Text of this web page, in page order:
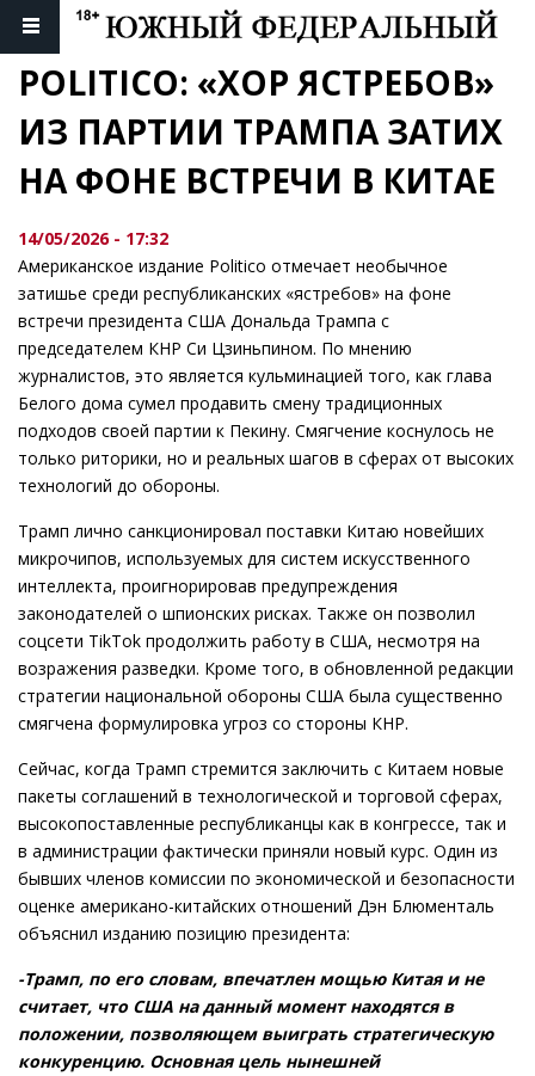
POLITICO: «ХОР ЯСТРЕБОВ»
ИЗ ПАРТИИ ТРАМПА ЗАТИХ
НА ФОНЕ ВСТРЕЧИ В КИТАЕ
14/05/2026 - 17:32
Американское издание Politico отмечает необычное
затишье среди республиканских «ястребов» на фоне
встречи президента США Дональда Трампа с
председателем КНР Си Цзиньпином. По мнению
журналистов, это является кульминацией того, как глава
Белого дома сумел продавить смену традиционных
подходов своей партии к Пекину. Смягчение коснулось не
только риторики, но и реальных шагов в сферах от высоких
технологий до обороны.
Трамп лично санкционировал поставки Китаю новейших
микрочипов, используемых для систем искусственного
интеллекта, проигнорировав предупреждения
законодателей о шпионских рисках. Также он позволил
соцсети TikTok продолжить работу в США, несмотря на
возражения разведки. Кроме того, в обновленной редакции
стратегии национальной обороны США была существенно
смягчена формулировка угроз со стороны КНР.
Сейчас, когда Трамп стремится заключить с Китаем новые
пакеты соглашений в технологической и торговой сферах,
высокопоставленные республиканцы как в конгрессе, так и
в администрации фактически приняли новый курс. Один из
бывших членов комиссии по экономической и безопасности
оценке американо-китайских отношений Дэн Блюменталь
объяснил изданию позицию президента:
-Трамп, по его словам, впечатлен мощью Китая и не
считает, что США на данный момент находятся в
положении, позволяющем выиграть стратегическую
конкуренцию. Основная цель нынешней